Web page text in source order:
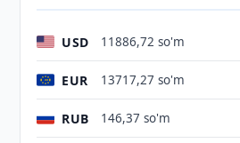
USD 11886,72 so'm
EUR 13717,27 so'm
RUB 146,37 so'm